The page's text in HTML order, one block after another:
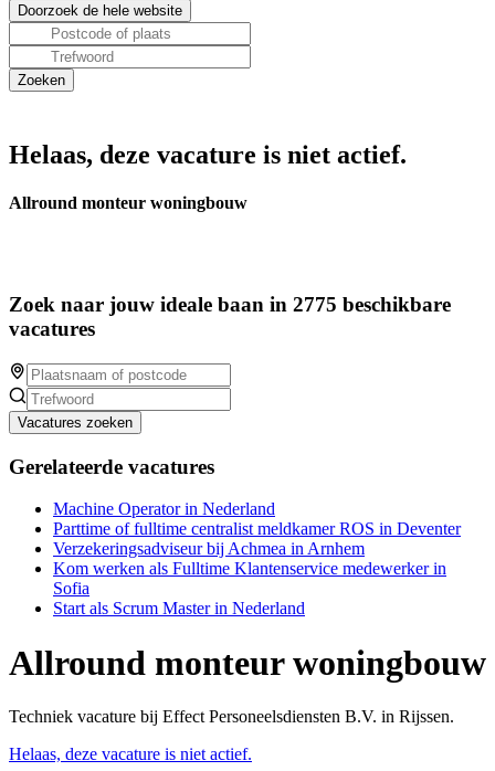
Helaas, deze vacature is niet actief.
Allround monteur woningbouw
Zoek naar jouw ideale baan in 2775 beschikbare
vacatures
Vacatures zoeken
Gerelateerde vacatures
Machine Operator in Nederland
Parttime of fulltime centralist meldkamer ROS in Deventer
Verzekeringsadviseur bij Achmea in Arnhem
Kom werken als Fulltime Klantenservice medewerker in
Sofia
Start als Scrum Master in Nederland
Allround monteur woningbouw
Techniek vacature bij Effect Personeelsdiensten B.V. in Rijssen.
Helaas, deze vacature is niet actief.